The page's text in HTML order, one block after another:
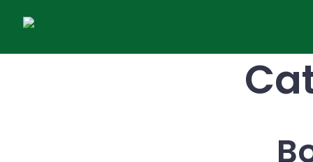
contenu